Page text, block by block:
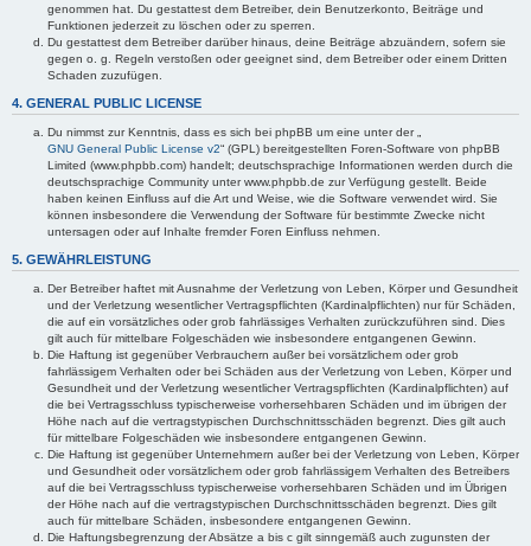
genommen hat. Du gestattest dem Betreiber, dein Benutzerkonto, Beiträge und
Funktionen jederzeit zu löschen oder zu sperren.
Du gestattest dem Betreiber darüber hinaus, deine Beiträge abzuändern, sofern sie
gegen o. g. Regeln verstoßen oder geeignet sind, dem Betreiber oder einem Dritten
Schaden zuzufügen.
4. GENERAL PUBLIC LICENSE
Du nimmst zur Kenntnis, dass es sich bei phpBB um eine unter der „
GNU General Public License v2“ (GPL) bereitgestellten Foren-Software von phpBB
Limited (www.phpbb.com) handelt; deutschsprachige Informationen werden durch die
deutschsprachige Community unter www.phpbb.de zur Verfügung gestellt. Beide
haben keinen Einfluss auf die Art und Weise, wie die Software verwendet wird. Sie
können insbesondere die Verwendung der Software für bestimmte Zwecke nicht
untersagen oder auf Inhalte fremder Foren Einfluss nehmen.
5. GEWÄHRLEISTUNG
Der Betreiber haftet mit Ausnahme der Verletzung von Leben, Körper und Gesundheit
und der Verletzung wesentlicher Vertragspflichten (Kardinalpflichten) nur für Schäden,
die auf ein vorsätzliches oder grob fahrlässiges Verhalten zurückzuführen sind. Dies
gilt auch für mittelbare Folgeschäden wie insbesondere entgangenen Gewinn.
Die Haftung ist gegenüber Verbrauchern außer bei vorsätzlichem oder grob
fahrlässigem Verhalten oder bei Schäden aus der Verletzung von Leben, Körper und
Gesundheit und der Verletzung wesentlicher Vertragspflichten (Kardinalpflichten) auf
die bei Vertragsschluss typischerweise vorhersehbaren Schäden und im übrigen der
Höhe nach auf die vertragstypischen Durchschnittsschäden begrenzt. Dies gilt auch
für mittelbare Folgeschäden wie insbesondere entgangenen Gewinn.
Die Haftung ist gegenüber Unternehmern außer bei der Verletzung von Leben, Körper
und Gesundheit oder vorsätzlichem oder grob fahrlässigem Verhalten des Betreibers
auf die bei Vertragsschluss typischerweise vorhersehbaren Schäden und im Übrigen
der Höhe nach auf die vertragstypischen Durchschnittsschäden begrenzt. Dies gilt
auch für mittelbare Schäden, insbesondere entgangenen Gewinn.
Die Haftungsbegrenzung der Absätze a bis c gilt sinngemäß auch zugunsten der